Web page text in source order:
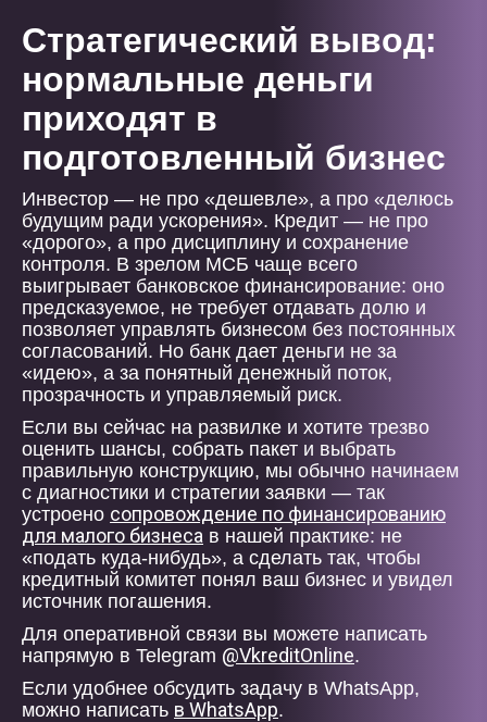
Стратегический вывод:
нормальные деньги
приходят в
подготовленный бизнес
Инвестор — не про «дешевле», а про «делюсь
будущим ради ускорения». Кредит — не про
«дорого», а про дисциплину и сохранение
контроля. В зрелом МСБ чаще всего
выигрывает банковское финансирование: оно
предсказуемое, не требует отдавать долю и
позволяет управлять бизнесом без постоянных
согласований. Но банк дает деньги не за
«идею», а за понятный денежный поток,
прозрачность и управляемый риск.
Если вы сейчас на развилке и хотите трезво
оценить шансы, собрать пакет и выбрать
правильную конструкцию, мы обычно начинаем
с диагностики и стратегии заявки — так
устроено сопровождение по финансированию
для малого бизнеса в нашей практике: не
«подать куда-нибудь», а сделать так, чтобы
кредитный комитет понял ваш бизнес и увидел
источник погашения.
Для оперативной связи вы можете написать
напрямую в Telegram @VkreditOnline.
Если удобнее обсудить задачу в WhatsApp,
можно написать в WhatsApp.